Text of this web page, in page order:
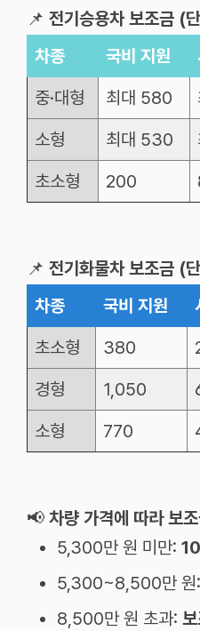
📌 전기승용차 보조금 (
차종
국비 지원
중·대형 최대 580
소형
최대 530
초소형
200
📌 전기화물차 보조금 (
차종
국비 지원
초소형
380
경형
1,050
소형
770
📢 차량 가격에 따라 보
5,300만 원 미만:
5,300~8,500만 원:
8,500만 원 초과: